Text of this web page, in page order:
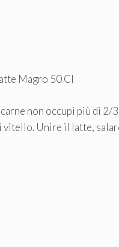
Magro 50 Cl
non occupi più di 2/
Unire il latte,